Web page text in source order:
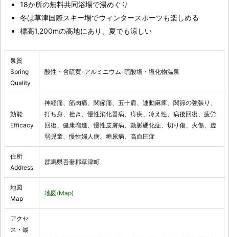
18か所の無料共同浴場で湯めぐり
冬は草津国際スキー場でウィンタースポーツも楽しめる
標高1,200mの高地にあり、夏でも涼しい
泉質
Spring
Quality
酸性・含硫黄-アルミニウム-硫酸塩・塩化物温泉
効能
Efficacy
神経痛、筋肉痛、関節痛、五十肩、運動麻痺、関節の強張り、
打ち身、挫き、慢性消化器病、痔疾、冷え性、病後回復、疲労
回復、健康増進、慢性皮膚病、動脈硬化症、切り傷、火傷、虚
弱児童、慢性婦人病、糖尿病、高血圧症
住所
Address
群馬県吾妻郡草津町
地図
Map
地図(Map)
アクセ
ス・最